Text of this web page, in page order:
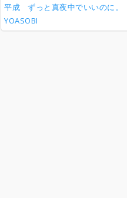
平成
ずっと真夜中でいいのに。
YOASOBI